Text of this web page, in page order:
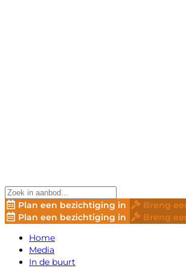
Plan een bezichtiging in Breng
Plan een bezichtiging in
Breng
Home
Media
In de buurt